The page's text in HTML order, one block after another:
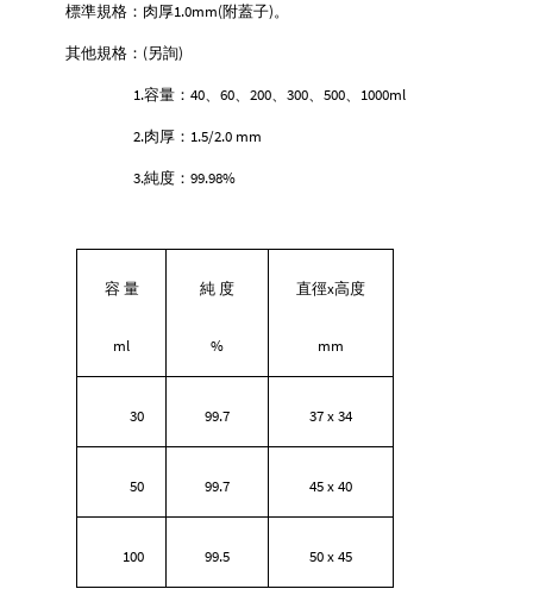
標準規格：肉厚1.0mm(附蓋子) 。
其他規格： (另詢)
1.容量： 40 60 200 300 500 1000ml
2.肉厚： 1.5/2.0 mm
3.純度： 99.98%
容 量
ml
純 度
%
直徑x高度
mm
30 99.7 37 x 34
50 99.7 45 x 40
100 99.5 50 x 45